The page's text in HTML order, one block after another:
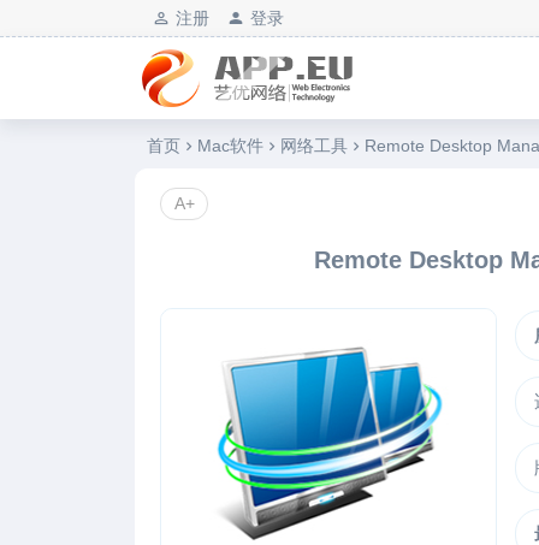
注册 登录
艺优软件乐园
首页 Mac软件 网络工具 Remote Desktop
Remote Desktop
A+